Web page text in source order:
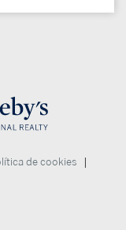
de cookies